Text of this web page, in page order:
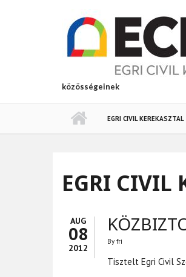
közösségeinek
EGRI CIVIL KEREKASZTAL
EGRI CIVIL
AUG
08
2012
By fri
Tisztelt Egri Civil